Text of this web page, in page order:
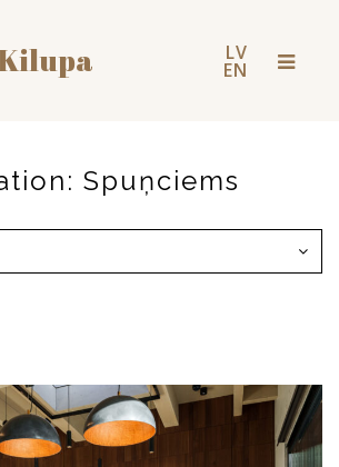
LV
EN
Toggle
Spuņciems